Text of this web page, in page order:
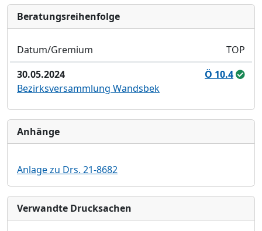
Bera­tungs­reihen­folge
Datum/Gremium
TOP
30.05.2024
Ö 10.4
Bezirksversammlung Wandsbek
Anhänge
Anlage zu Drs. 21-8682
Verwandte Drucksachen